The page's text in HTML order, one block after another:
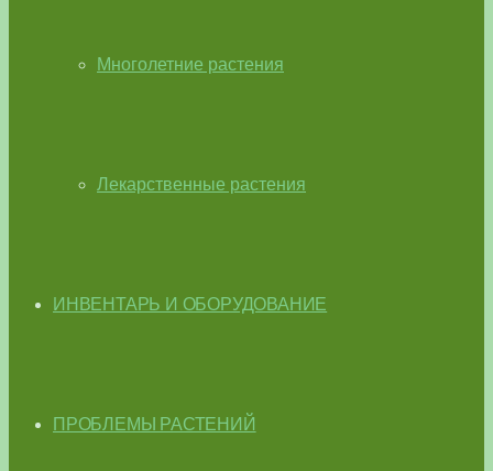
Многолетние растения
Лекарственные растения
ИНВЕНТАРЬ И ОБОРУДОВАНИЕ
ПРОБЛЕМЫ РАСТЕНИЙ